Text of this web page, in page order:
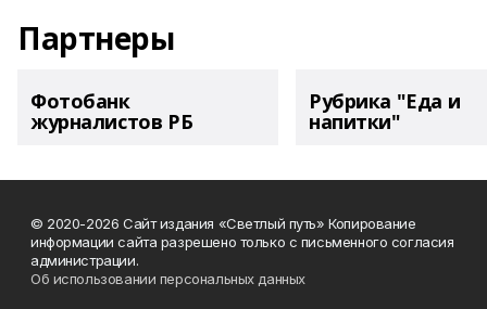
Партнеры
Фотобанк
журналистов РБ
Рубрика "Еда и
напитки"
© 2020-2026 Сайт издания «Светлый путь» Копирование
информации сайта разрешено только с письменного согласия
администрации.
Об использовании персональных данных